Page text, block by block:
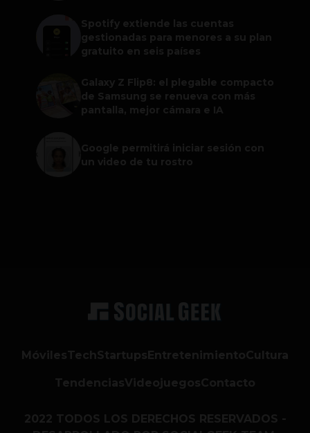
Spotify extiende las cuentas
gestionadas para menores a su plan
gratuito en seis países
Galaxy Z Flip8: el plegable compacto
de Samsung se renueva con más
pantalla, mejor cámara e IA
Google permitirá iniciar sesión con
un video de tu rostro